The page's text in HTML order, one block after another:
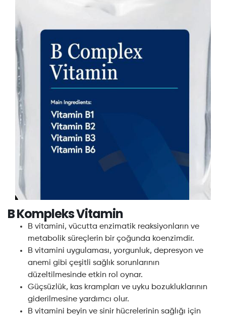
B Kompleks Vitamin
B vitamini, vücutta enzimatik reaksiyonların ve
metabolik süreçlerin bir çoğunda koenzimdir.
B vitamini uygulaması, yorgunluk, depresyon ve
anemi gibi çeşitli sağlık sorunlarının
düzeltilmesinde etkin rol oynar.
Güçsüzlük, kas krampları ve uyku bozukluklarının
giderilmesine yardımcı olur.
B vitamini beyin ve sinir hücrelerinin sağlığı için